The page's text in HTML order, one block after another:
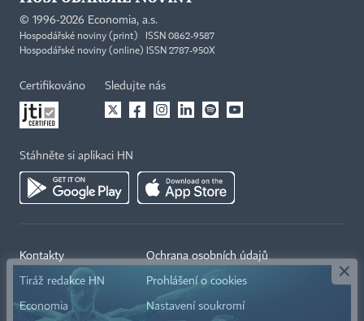
© 1996-2026 Economia, a.s.
Hospodářské noviny (print) ISSN 0862-9587
Hospodářské noviny (online) ISSN 2787-950X
Certifikováno Sledujte nás
Stáhněte si aplikaci HN
Kontakty
Tiráž redakce HN
Economia
Ochrana osobních údajů
Prohlášení o cookies
Nastavení soukromí